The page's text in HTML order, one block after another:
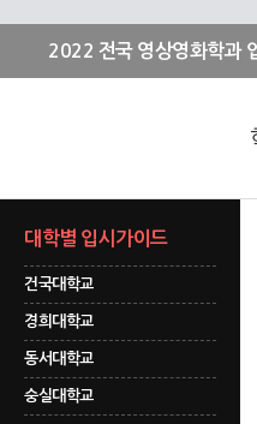
2022 전국 영상영화학과
대학별 입시가이드
건국대학교
경희대학교
동서대학교
숭실대학교